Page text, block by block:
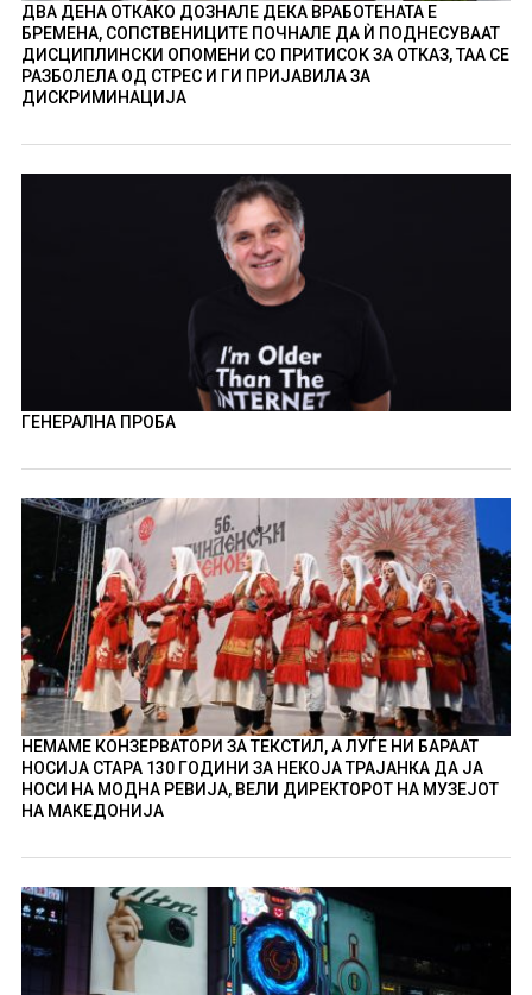
ДВА ДЕНА ОТКАКО ДОЗНАЛЕ ДЕКА ВРАБОТЕНАТА Е
БРЕМЕНА, СОПСТВЕНИЦИТЕ ПОЧНАЛЕ ДА Ѝ ПОДНЕСУВААТ
ДИСЦИПЛИНСКИ ОПОМЕНИ СО ПРИТИСОК ЗА ОТКАЗ, ТАА СЕ
РАЗБОЛЕЛА ОД СТРЕС И ГИ ПРИЈАВИЛА ЗА
ДИСКРИМИНАЦИЈА
ГЕНЕРАЛНА ПРОБА
НЕМАМЕ КОНЗЕРВАТОРИ ЗА ТЕКСТИЛ, А ЛУЃЕ НИ БАРААТ
НОСИЈА СТАРА 130 ГОДИНИ ЗА НЕКОЈА ТРАЈАНКА ДА ЈА
НОСИ НА МОДНА РЕВИЈА, ВЕЛИ ДИРЕКТОРОТ НА МУЗЕЈОТ
НА МАКЕДОНИЈА